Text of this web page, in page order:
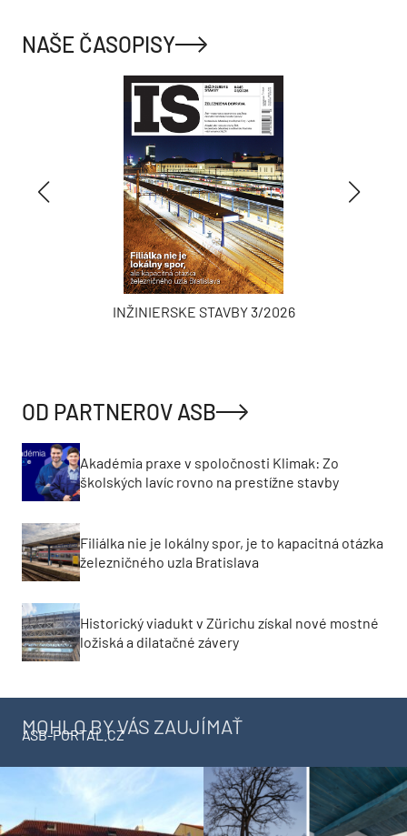
NAJČÍTANEJŠIE
MESIAC
Socialistická kocka v novom šate.
Rekonštrukcia rodinného domu vo Svätom Jure
otvorila dom krajine aj svetlu
Radové domy bez zateplenia: Prečo developer
zvolil jednovrstvové murivo?
Prvý developer, ktorý začal stavať kancelárie: HB
Reavis zmenil biznis model a nahneval
investorov
Získa citlivá rekonštrukcia rodinného domu
cenu za architektúru?
PODUJATIA
AUG
19
SEP
24 Timber & Climate Resilience Forum 2026